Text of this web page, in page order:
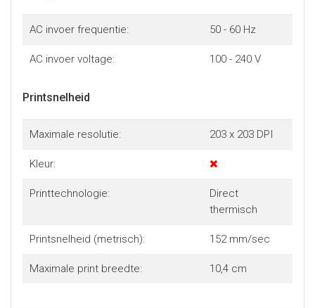
AC invoer frequentie: 50 - 60 Hz
AC invoer voltage: 100 - 240 V
Printsnelheid
Maximale resolutie: 203 x 203 DPI
Kleur:
Printtechnologie:
Direct
thermisch
Printsnelheid (metrisch): 152 mm/sec
Maximale print breedte: 10,4 cm